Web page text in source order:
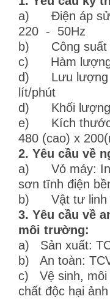
a) Điện áp
220 - 50Hz
b) Công
c) Hàm
d) Lưu lượng
lít/phút
d) Khối
e) Kích
480 (cao) x
2. Yêu cầu về
a) Vỏ máy:
sơn tĩnh điện
b) Vật tư linh
3. Yêu cầu về
môi trường:
a) Sản xuất:
b) An toàn:
c) Vệ sinh, môi
chất độc hại